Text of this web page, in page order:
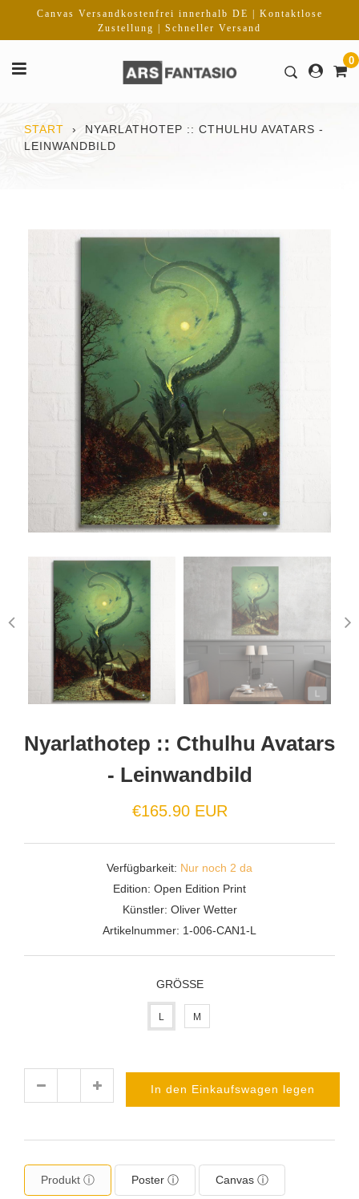
Inhalt
Canvas Versandkostenfrei innerhalb DE | Kontaktlose
Zustellung | Schneller Versand
0
START ›
NYARLATHOTEP :: CTHULHU AVATARS -
LEINWANDBILD
Nyarlathotep :: Cthulhu Avatars
- Leinwandbild
€165.90 EUR
Verfügbarkeit: Nur noch 2 da
Edition: Open Edition Print
Künstler: Oliver Wetter
Artikelnummer: 1-006-CAN1-L
GRÖSSE
L M
In den Einkaufswagen legen
Produkt ⓘ Poster ⓘ Canvas ⓘ